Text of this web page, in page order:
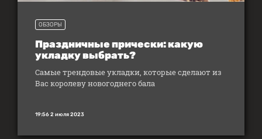
ОБЗОРЫ
Праздничные прически: какую
укладку выбрать?
Самые трендовые укладки, которые сделают из
Вас королеву новогоднего бала
19:56 2 июля 2023